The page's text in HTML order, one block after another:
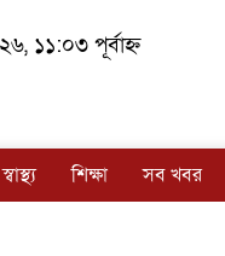
১১:০৩ পূর্বাহ্ন
স্বাস্থ্য শিক্ষা সব খবর